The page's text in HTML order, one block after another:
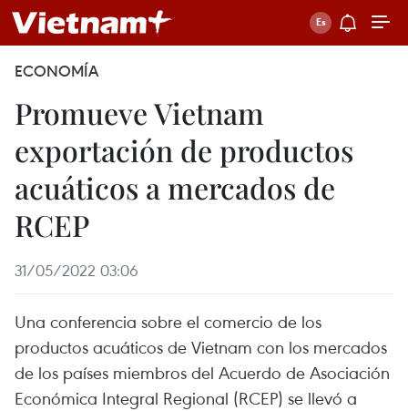
ECONOMÍA
Promueve Vietnam
exportación de productos
acuáticos a mercados de
RCEP
31/05/2022 03:06
Una conferencia sobre el comercio de los
productos acuáticos de Vietnam con los mercados
de los países miembros del Acuerdo de Asociación
Económica Integral Regional (RCEP) se llevó a